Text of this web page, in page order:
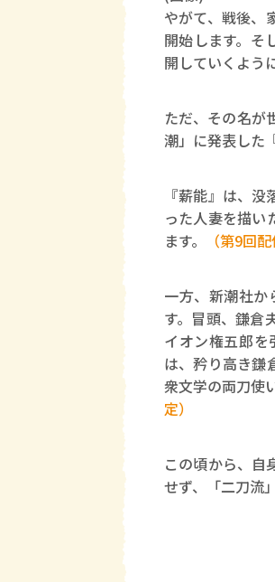
やがて、戦後、
開始します。そ
開していくよう
ただ、その名が
潮」に発表した
『薪能』は、
った人妻を描い
ます。
（第9回
一方、新潮社か
す。冒頭、鎌倉
イオン権五郎
は、矜り高き鎌
衆文学の両刀使
定）
この頃から、自
せず、「二刀流